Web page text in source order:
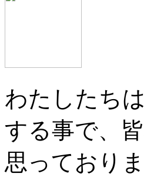
わたしたち
する事で、
思っており